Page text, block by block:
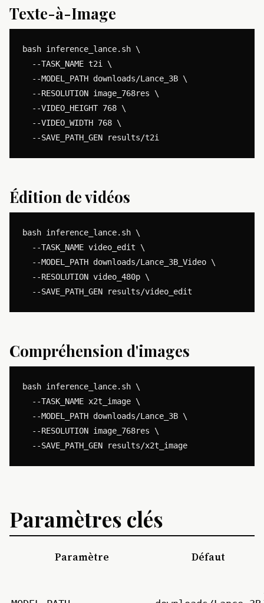
Texte-à-Image
bash inference_lance.sh \
  --TASK_NAME t2i \
  --MODEL_PATH downloads/Lance_3B \
  --RESOLUTION image_768res \
  --VIDEO_HEIGHT 768 \
  --VIDEO_WIDTH 768 \
Édition de vidéos
bash inference_lance.sh \
  --TASK_NAME video_edit \
  --MODEL_PATH downloads/Lance_3B_Video \
  --RESOLUTION video_480p \
Compréhension d'images
bash inference_lance.sh \
  --TASK_NAME x2t_image \
  --MODEL_PATH downloads/Lance_3B \
  --RESOLUTION image_768res \
Paramètres clés
Paramètre Défaut